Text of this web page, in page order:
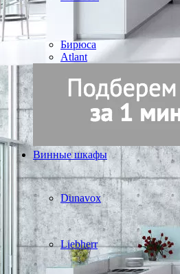
Бирюса
Atlant
Винные шкафы
Dunavox
Liebherr